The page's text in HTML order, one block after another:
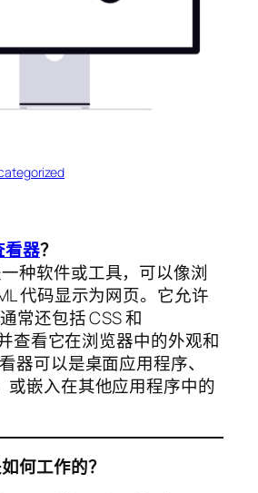
看器？
种软件或工具，可以像浏
代码显示为网页。它允许
常还包括 CSS 和
查看它在浏览器中的外观和
器可以是桌面应用程序、
或嵌入在其他应用程序中的
何工作的？